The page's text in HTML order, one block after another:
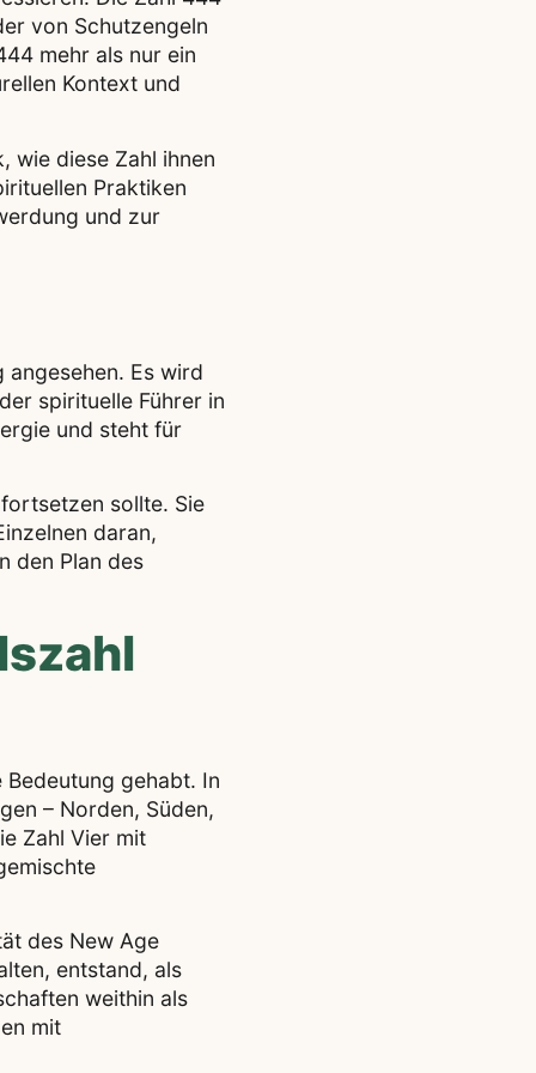
von Schutzengeln
mehr als nur ein
Kontext und
wie diese Zahl ihnen
Praktiken
und zur
Es wird
spirituelle Führer in
und steht für
sollte. Sie
daran,
den Plan des
gehabt. In
– Norden, Süden,
Zahl Vier mit
des New Age
entstand, als
weithin als
mit